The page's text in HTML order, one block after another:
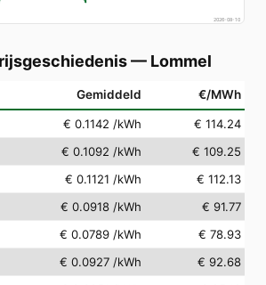
2026-08-10
— Lommel
Gemiddeld €/MWh
€ 0.1142 /kWh
€ 114.24
€ 0.1092 /kWh
€ 109.25
€ 0.1121 /kWh
€ 112.13
€ 0.0918 /kWh
€ 91.77
€ 0.0789 /kWh
€ 78.93
€ 0.0927 /kWh
€ 92.68